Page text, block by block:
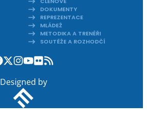
DOKUMENTY
REPREZENTACE
MLÁDEŽ
METODIKA A TRENÉŘI
SOUTĚŽE A ROZHODČÍ
Designed by